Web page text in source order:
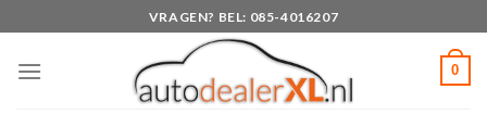
to
content
VRAGEN? BEL: 085-4016207
0